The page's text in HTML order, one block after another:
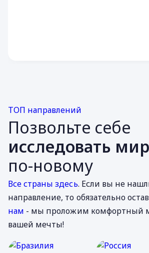
ТОП направлений
Позвольте себе
исследовать мир
по-новому
Все страны здесь. Если вы не
направление, то обязательно
нам - мы проложим комфортный
вашей мечты!